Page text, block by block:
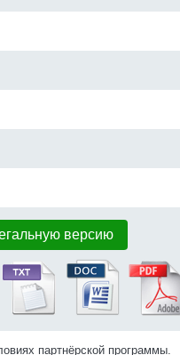
версию
партнёрской программы.